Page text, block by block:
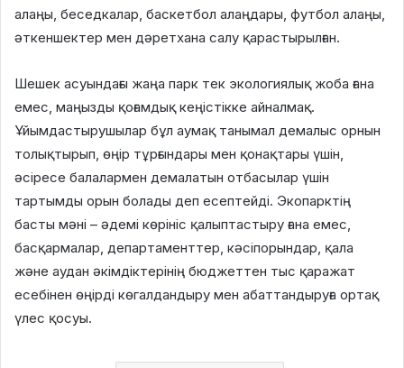
алаңы, беседкалар, баскетбол алаңдары, футбол алаңы,
әткеншектер мен дәретхана салу қарастырылған.
Шешек асуындағы жаңа парк тек экологиялық жоба ғана
емес, маңызды қоғамдық кеңістікке айналмақ.
Ұйымдастырушылар бұл аумақ танымал демалыс орнын
толықтырып, өңір тұрғындары мен қонақтары үшін,
әсіресе балалармен демалатын отбасылар үшін
тартымды орын болады деп есептейді. Экопарктің
басты мәні – әдемі көрініс қалыптастыру ғана емес,
басқармалар, департаменттер, кәсіпорындар, қала
және аудан әкімдіктерінің бюджеттен тыс қаражат
есебінен өңірді көгалдандыру мен абаттандыруға ортақ
үлес қосуы.